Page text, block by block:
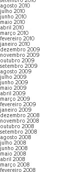
agosto 2010
julho 2010
junho 2010
maio 2010
abril 2010
março 2010
fevereiro 2010
janeiro 2010
dezembro 2009
novembro 2009
outubro 2009
setembro 2009
agosto 2009
julho 2009
junho 2009
maio 2009
abril 2009
março 2009
fevereiro 2009
janeiro 2009
dezembro 2008
novembro 2008
outubro 2008
setembro 2008
agosto 2008
julho 2008
junho 2008
maio 2008
abril 2008
março 2008